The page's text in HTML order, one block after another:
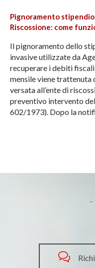
Pignoramento
Riscossione: come
Il pignoramento dello
invasive utilizzate da
recuperare i debiti
mensile viene
versata all’ente di
preventivo intervento
602/1973). Dopo la
–
